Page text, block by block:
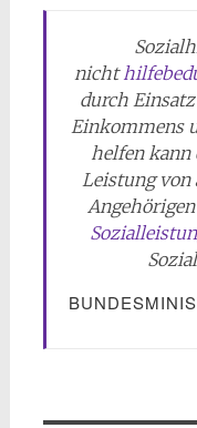
nicht
durch
Einkommens
helfen kann
Leistung von